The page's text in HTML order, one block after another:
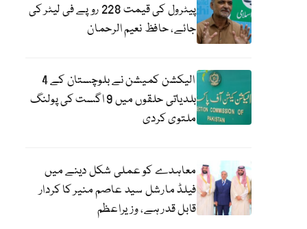
پیٹرول کی قیمت 228 روپے فی لیٹر کی
جائے، حافظ نعیم الرحمان
الیکشن کمیشن نے بلوچستان کے 4
بلدیاتی حلقوں میں 9 اگست کی پولنگ
ملتوی کردی
معاہدے کو عملی شکل دینے میں
فیلڈ مارشل سید عاصم منیر کا کردار
قابل قدر ہے، وزیراعظم